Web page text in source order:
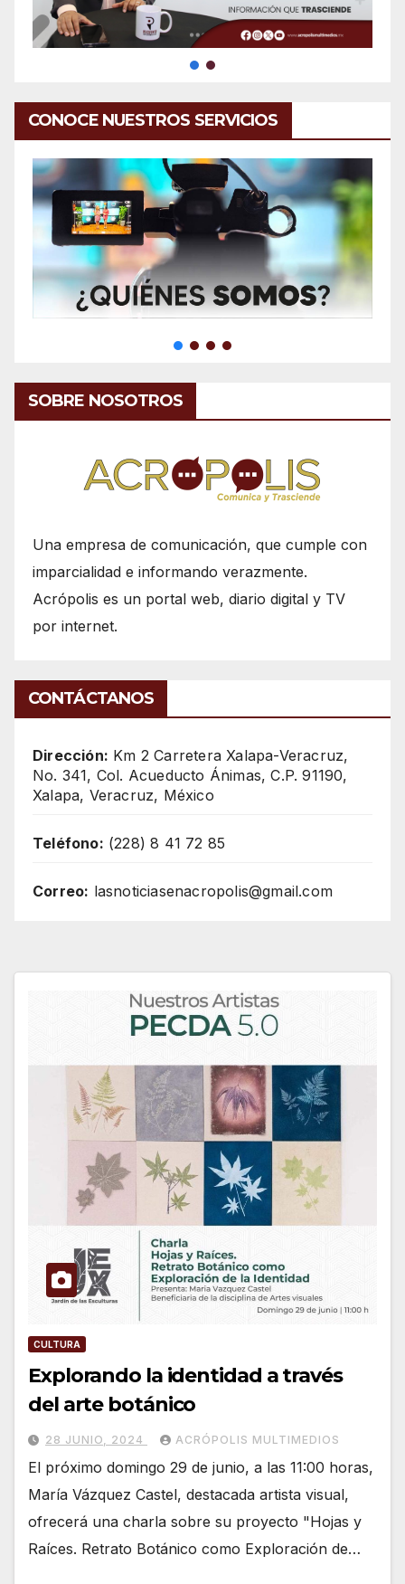
CONOCE NUESTROS SERVICIOS
SOBRE NOSOTROS
Una empresa de comunicación, que cumple con
imparcialidad e informando verazmente.
Acrópolis es un portal web, diario digital y TV
por internet.
CONTÁCTANOS
Dirección: Km 2 Carretera Xalapa-Veracruz,
No. 341, Col. Acueducto Ánimas, C.P. 91190,
Xalapa, Veracruz, México
Teléfono: (228) 8 41 72 85
Correo: lasnoticiasenacropolis@gmail.com
CULTURA
Explorando la identidad a través
del arte botánico
28 JUNIO, 2024 ACRÓPOLIS MULTIMEDIOS
El próximo domingo 29 de junio, a las 11:00 horas,
María Vázquez Castel, destacada artista visual,
ofrecerá una charla sobre su proyecto "Hojas y
Raíces. Retrato Botánico como Exploración de…